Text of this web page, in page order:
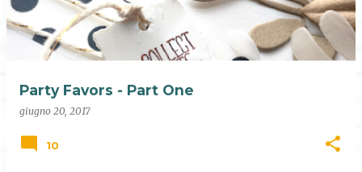
Party Favors - Part One
giugno 20, 2017
10